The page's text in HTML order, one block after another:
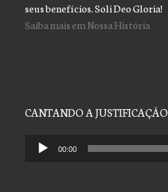
seus benefícios. Soli Deo Gloria!
Saiba mais em Nossa História
CANTANDO A JUSTIFICAÇÃO
Tocador 00:00